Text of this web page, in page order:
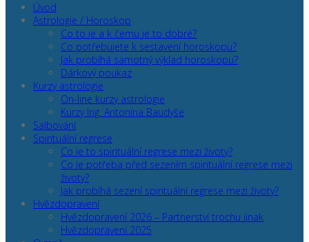
Úvod
Astrologie / Horoskop
Co to je a k čemu je to dobré?
Co potřebujete k sestavení horoskopu?
Jak probíhá samotný výklad horoskopu?
Dárkový poukaz
Kurzy astrologie
On-line kurzy astrologie
Kurzy Ing. Antonína Baudyše
Salbování
Spirituální regrese
Co je to spirituální regrese mezi životy?
Co je potřeba před sezením spirituální regrese mezi
životy?
Jak probíhá sezení spirituální regrese mezi životy?
Hvězdopravení
Hvězdopravení 2026 – Partnerství trochu jinak
Hvězdopravení 2025